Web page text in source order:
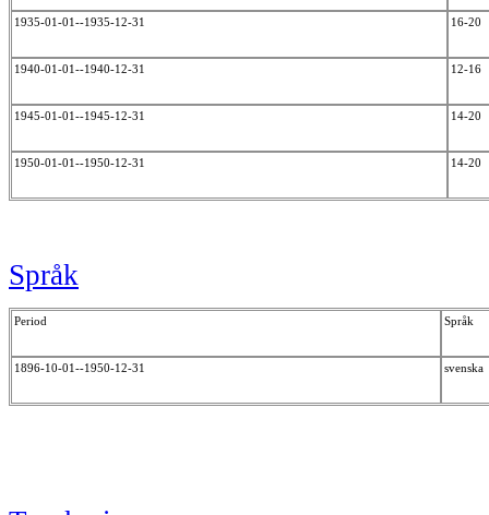
1935-01-01--1935-12-31 16-20
1940-01-01--1940-12-31 12-16
1945-01-01--1945-12-31 14-20
1950-01-01--1950-12-31 14-20
Språk
Period Språk
1896-10-01--1950-12-31 svenska